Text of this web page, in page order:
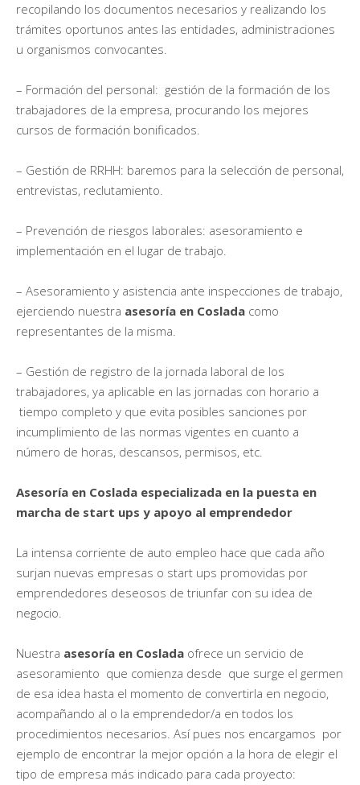
recopilando los documentos necesarios y realizando los
trámites oportunos antes las entidades, administraciones
u organismos convocantes.
– Formación del personal: gestión de la formación de los
trabajadores de la empresa, procurando los mejores
cursos de formación bonificados.
– Gestión de RRHH: baremos para la selección de personal,
entrevistas, reclutamiento.
– Prevención de riesgos laborales: asesoramiento e
implementación en el lugar de trabajo.
– Asesoramiento y asistencia ante inspecciones de trabajo,
ejerciendo nuestra asesoría en Coslada como
representantes de la misma.
– Gestión de registro de la jornada laboral de los
trabajadores, ya aplicable en las jornadas con horario a
tiempo completo y que evita posibles sanciones por
incumplimiento de las normas vigentes en cuanto a
número de horas, descansos, permisos, etc.
Asesoría en Coslada especializada en la puesta en
marcha de start ups y apoyo al emprendedor
La intensa corriente de auto empleo hace que cada año
surjan nuevas empresas o start ups promovidas por
emprendedores deseosos de triunfar con su idea de
negocio.
Nuestra asesoría en Coslada ofrece un servicio de
asesoramiento que comienza desde que surge el germen
de esa idea hasta el momento de convertirla en negocio,
acompañando al o la emprendedor/a en todos los
procedimientos necesarios. Así pues nos encargamos por
ejemplo de encontrar la mejor opción a la hora de elegir el
tipo de empresa más indicado para cada proyecto: